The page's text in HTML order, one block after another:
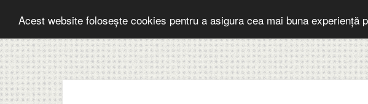
Acest website folosește cookies pentru a asigura cea mai buna experiență
The
HelloBar
- a
little
bar